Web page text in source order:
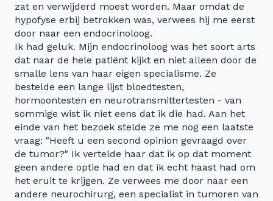
zat en verwijderd moest worden. Maar omdat de
hypofyse erbij betrokken was, verwees hij me eerst
door naar een endocrinoloog.
Ik had geluk. Mijn endocrinoloog was het soort arts
dat naar de hele patiënt kijkt en niet alleen door de
smalle lens van haar eigen specialisme. Ze
bestelde een lange lijst bloedtesten,
hormoontesten en neurotransmittertesten - van
sommige wist ik niet eens dat ik die had. Aan het
einde van het bezoek stelde ze me nog een laatste
vraag: "Heeft u een second opinion gevraagd over
de tumor?" Ik vertelde haar dat ik op dat moment
geen andere optie had en dat ik echt haast had om
het eruit te krijgen. Ze verwees me door naar een
andere neurochirurg, een specialist in tumoren van